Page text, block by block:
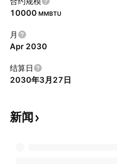
10000 MMBTU
月
Apr 2030
结算日
2030年3月27日
新闻